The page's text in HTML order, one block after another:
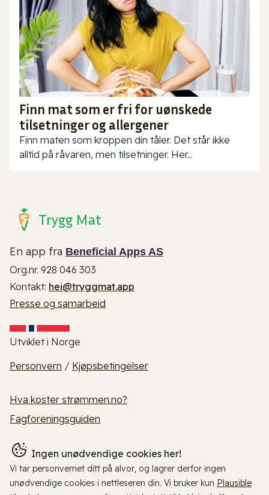
Finn mat som er fri for uønskede
tilsetninger og allergener
Finn maten som kroppen din tåler. Det står ikke
alltid på råvaren, men tilsetninger. Her...
Trygg Mat
En app fra Beneficial Apps AS
Org.nr. 928 046 303
Kontakt: hei@tryggmat.app
Presse og samarbeid
Utviklet i Norge
Personvern / Kjøpsbetingelser
Hva koster strømmen.no?
Fagforeningsguiden
Ingen unødvendige cookies her!
Vi tar personvernet ditt på alvor, og lagrer derfor ingen
unødvendige cookies i nettleseren din. Vi bruker kun Plausible